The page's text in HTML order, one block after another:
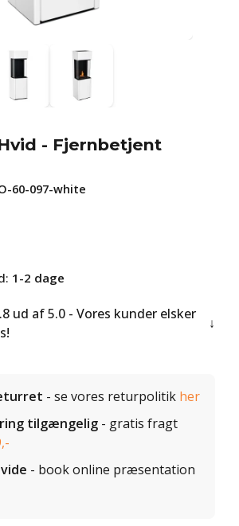
- Fjernbetjent
60-097-white
1-2 dage
ud af 5.0 - Vores kunder elsker
- se vores returpolitik her
tilgængelig - gratis fragt
- book online præsentation